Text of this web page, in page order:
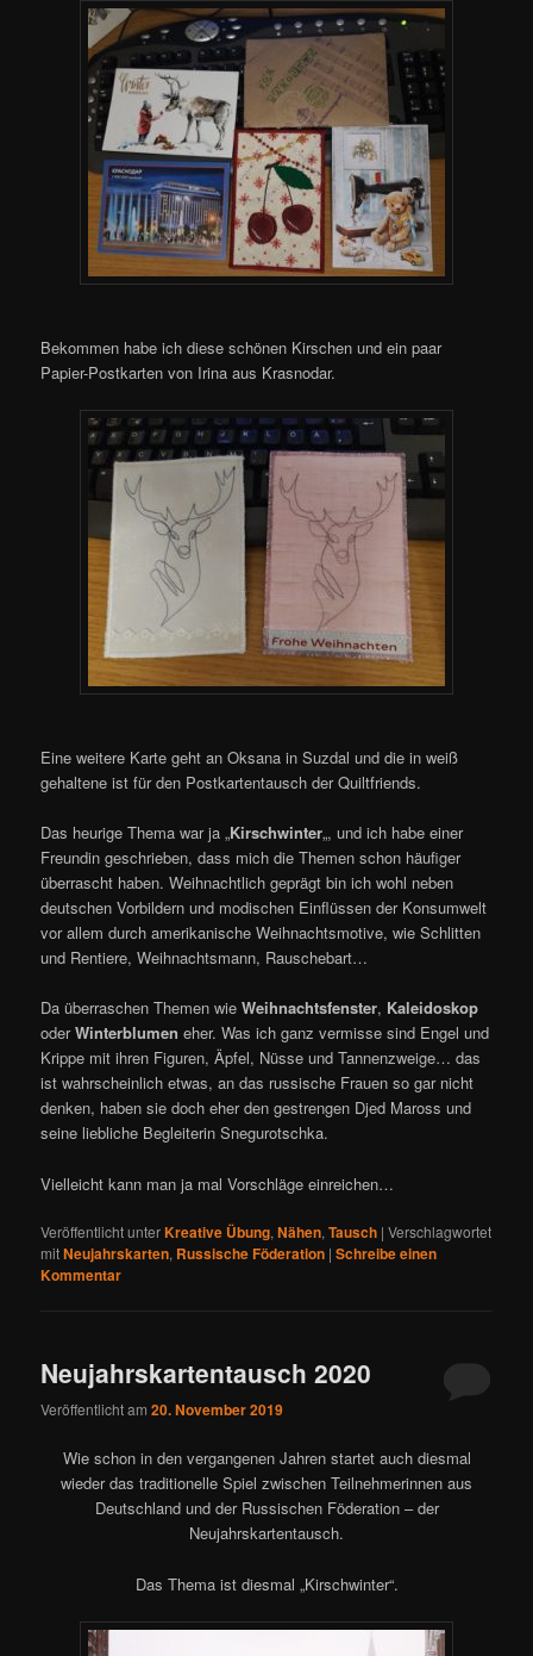
Bekommen habe ich diese schönen Kirschen und ein paar
Papier-Postkarten von Irina aus Krasnodar.
Eine weitere Karte geht an Oksana in Suzdal und die in weiß
gehaltene ist für den Postkartentausch der Quiltfriends.
Das heurige Thema war ja „Kirschwinter„, und ich habe einer
Freundin geschrieben, dass mich die Themen schon häufiger
überrascht haben. Weihnachtlich geprägt bin ich wohl neben
deutschen Vorbildern und modischen Einflüssen der Konsumwelt
vor allem durch amerikanische Weihnachtsmotive, wie Schlitten
und Rentiere, Weihnachtsmann, Rauschebart…
Da überraschen Themen wieWeihnachtsfenster, Kaleidoskop
oderWinterblumen eher. Was ich ganz vermisse sind Engel und
Krippe mit ihren Figuren, Äpfel, Nüsse und Tannenzweige… das
ist wahrscheinlich etwas, an das russische Frauen so gar nicht
denken, haben sie doch eher den gestrengen Djed Maross und
seine liebliche Begleiterin Snegurotschka.
Vielleicht kann man ja mal Vorschläge einreichen…
Veröffentlicht unterKreative Übung,Nähen,Tausch |Verschlagwortet
mitNeujahrskarten, Russische Föderation |Schreibe einen
Kommentar
Neujahrskartentausch 2020
Veröffentlicht am20. November 2019
Wie schon in den vergangenen Jahren startet auch diesmal
wieder das traditionelle Spiel zwischen Teilnehmerinnen aus
Deutschland und der Russischen Föderation – der
Neujahrskartentausch.
Das Thema ist diesmal „Kirschwinter“.